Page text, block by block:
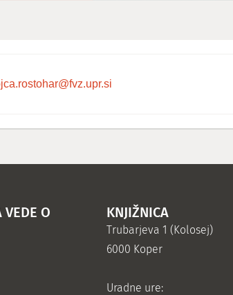
VEDE O
KNJIŽNICA
Trubarjeva 1 (Kolosej)
6000 Koper
Uradne ure: